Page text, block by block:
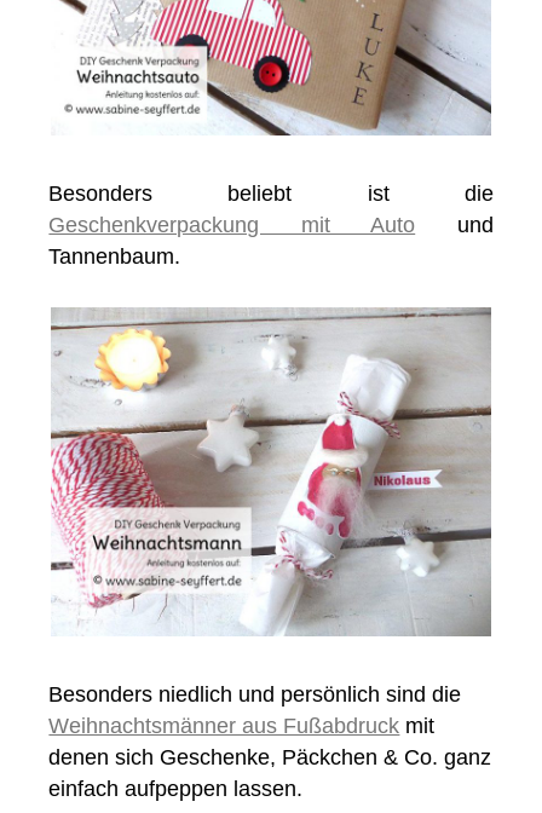
Besonders beliebt ist die
Geschenkverpackung mit Auto und
Tannenbaum.
Besonders niedlich und persönlich sind die
Weihnachtsmänner aus Fußabdruck mit
denen sich Geschenke, Päckchen & Co. ganz
einfach aufpeppen lassen.